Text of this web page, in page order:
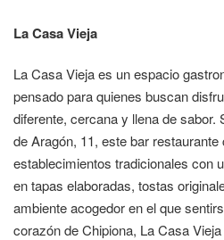
La Casa Vieja
La Casa Vieja es un espacio
pensado para quienes buscan
diferente, cercana y llena de sabor.
de Aragón, 11, este bar
establecimientos tradicionales con
en tapas elaboradas, tostas
ambiente acogedor en el que
corazón de Chipiona, La Casa